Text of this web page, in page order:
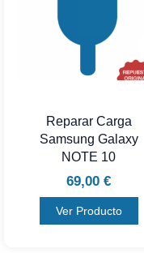
Reparar Carga
Samsung Galaxy
NOTE 10
69,00 €
Ver Producto